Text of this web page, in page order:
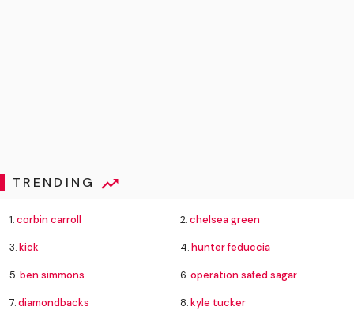
TRENDING
1.corbin carroll 2.chelsea green
3.kick 4.hunter feduccia
5.ben simmons 6.operation safed sagar
7.diamondbacks 8.kyle tucker